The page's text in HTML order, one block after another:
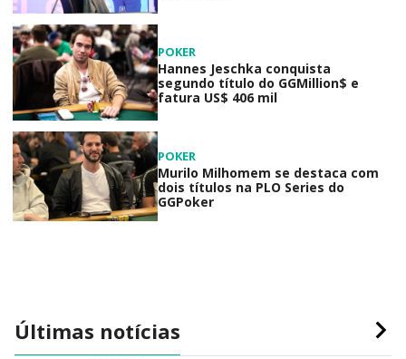
POKER
Hannes Jeschka conquista
segundo título do GGMillion$ e
fatura US$ 406 mil
POKER
Murilo Milhomem se destaca com
dois títulos na PLO Series do
GGPoker
Últimas notícias